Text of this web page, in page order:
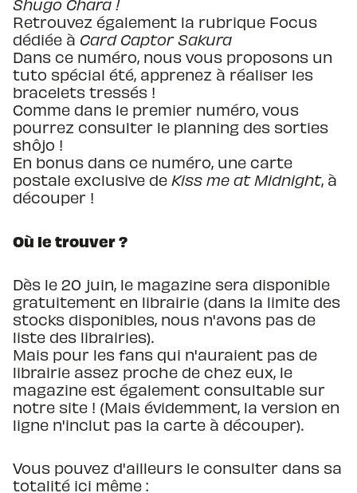
Shugo Chara !
Retrouvez également la rubrique Focus
dédiée à Card Captor Sakura
Dans ce numéro, nous vous proposons un
tuto spécial été, apprenez à réaliser les
bracelets tressés !
Comme dans le premier numéro, vous
pourrez consulter le planning des sorties
shôjo !
En bonus dans ce numéro, une carte
postale exclusive de Kiss me at Midnight, à
découper !
Où le trouver ?
Dès le 20 juin, le magazine sera disponible
gratuitement en librairie (dans la limite des
stocks disponibles, nous n'avons pas de
liste des librairies).
Mais pour les fans qui n'auraient pas de
librairie assez proche de chez eux, le
magazine est également consultable sur
notre site ! (Mais évidemment, la version en
ligne n'inclut pas la carte à découper).
Vous pouvez d'ailleurs le consulter dans sa
totalité ici même :